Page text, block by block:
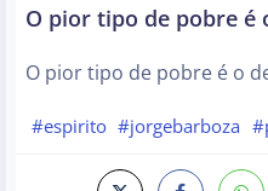
O pior tipo de pobre é
O pior tipo de pobre é o
#espirito #jorgebarboza